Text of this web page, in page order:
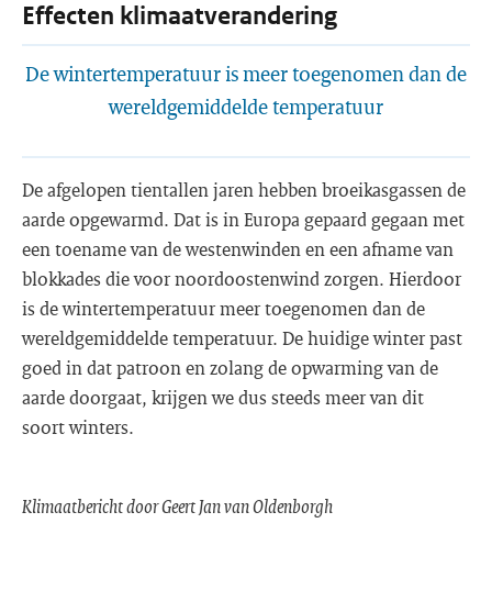
Effecten klimaatverandering
De wintertemperatuur is meer toegenomen dan de
wereldgemiddelde temperatuur
De afgelopen tientallen jaren hebben broeikasgassen de
aarde opgewarmd. Dat is in Europa gepaard gegaan met
een toename van de westenwinden en een afname van
blokkades die voor noordoostenwind zorgen. Hierdoor
is de wintertemperatuur meer toegenomen dan de
wereldgemiddelde temperatuur. De huidige winter past
goed in dat patroon en zolang de opwarming van de
aarde doorgaat, krijgen we dus steeds meer van dit
soort winters.
Klimaatbericht door Geert Jan van Oldenborgh